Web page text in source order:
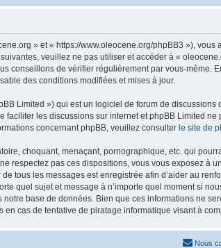
» et « https://www.oleocene.org/phpBB3 »),
veuillez ne pas utiliser et accéder à «
conseillons de vérifier régulièrement par vous-même.
des conditions modifiées et mises à jour.
Limited ») qui est un logiciel de forum de discussions
faciliter les discussions sur internet et phpBB Limited
concernant phpBB, veuillez consulter le site de
choquant, menaçant, pornographique, etc. qui
respectez pas ces dispositions, vous vous exposez à
tous les messages est enregistrée afin d’aider au
quel sujet et message à n’importe quel moment si
base de données. Bien que ces informations ne
cas de tentative de piratage informatique visant à
Nous